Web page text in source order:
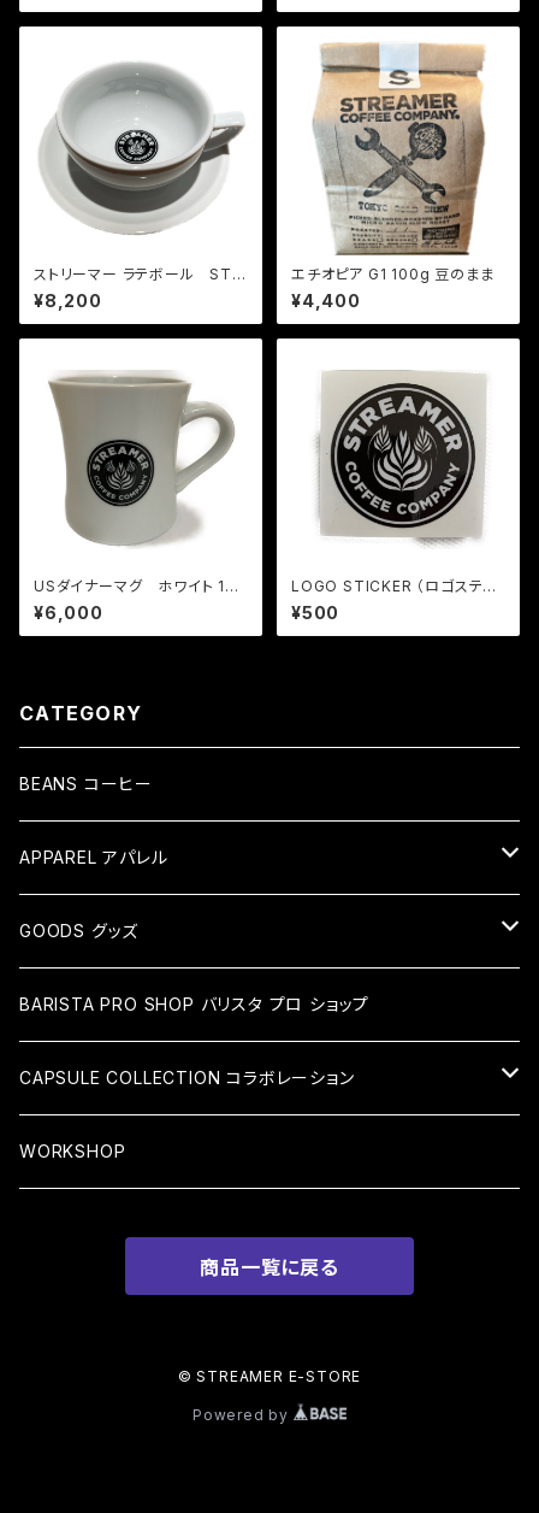
ストリーマー ラテボール STR
EAMER LATTE BOWL 12oz
¥8,200
エチオピア G1 100g 豆のまま
¥4,400
USダイナーマグ ホワイト 10o
z
¥6,000
LOGO STICKER （ロゴステッ
カー）丸抜き
¥500
CATEGORY
BEANS コーヒー
APPAREL アパレル
TEE Tシャツ
CAP キャップ
GOODS グッズ
BOTTLE ボトル
MUG マグカップ
BAG バッグ
OTHERS その他アイテム
BARISTA HAND PRINT バリスタハンドプリント
BARISTA PRO SHOP バリスタ プロ ショップ
CAPSULE COLLECTION コラボレーション
BREAD MAKER SILVER ACCESSORIES
EARRING ピアス・イヤリング
WORKSHOP
商品一覧に戻る
© STREAMER E-STORE
Powered by